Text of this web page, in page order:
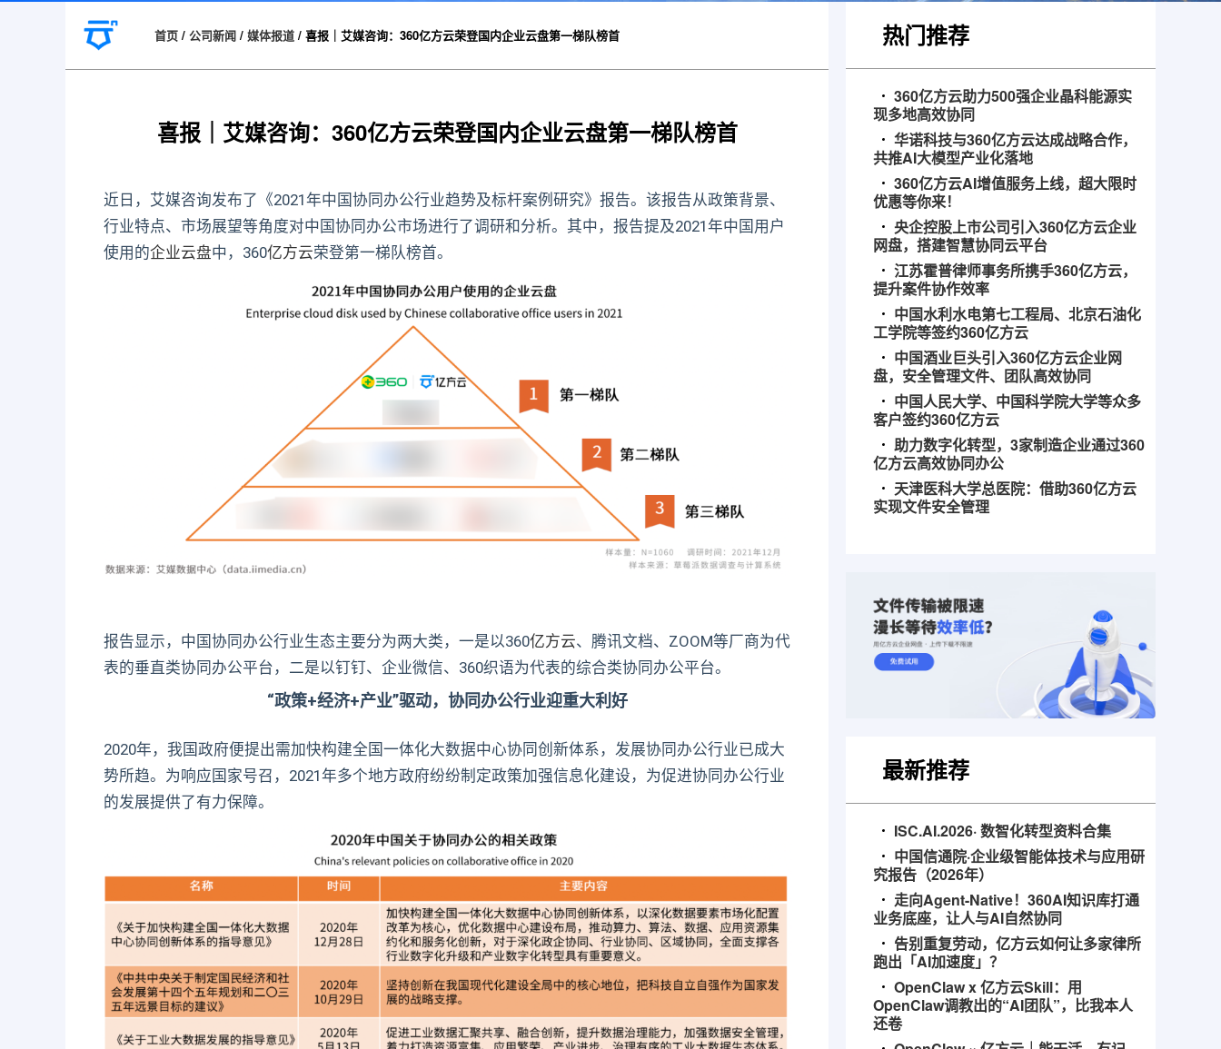
首页 / 公司新闻 / 媒体报道 / 喜报｜艾媒咨询：360亿方云荣登国内企业云盘第一梯队榜首
喜报｜艾媒咨询：360亿方云荣登国内企业云盘第一梯队榜首
近日，艾媒咨询发布了《2021年中国协同办公行业趋势及标杆案例研究》报告。该报告从政策背景、
行业特点、市场展望等角度对中国协同办公市场进行了调研和分析。其中，报告提及2021年中国用户
使用的企业云盘中，360亿方云荣登第一梯队榜首。
报告显示，中国协同办公行业生态主要分为两大类，一是以360亿方云、腾讯文档、ZOOM等厂商为代
表的垂直类协同办公平台，二是以钉钉、企业微信、360织语为代表的综合类协同办公平台。
“政策+经济+产业”驱动，协同办公行业迎重大利好
2020年，我国政府便提出需加快构建全国一体化大数据中心协同创新体系，发展协同办公行业已成大
势所趋。为响应国家号召，2021年多个地方政府纷纷制定政策加强信息化建设，为促进协同办公行业
的发展提供了有力保障。
热门推荐
360亿方云助力500强企业晶科能源实
现多地高效协同
华诺科技与360亿方云达成战略合作，
共推AI大模型产业化落地
360亿方云AI增值服务上线，超大限时
优惠等你来！
央企控股上市公司引入360亿方云企业
网盘，搭建智慧协同云平台
江苏霍普律师事务所携手360亿方云，
提升案件协作效率
中国水利水电第七工程局、北京石油化
工学院等签约360亿方云
中国酒业巨头引入360亿方云企业网
盘，安全管理文件、团队高效协同
中国人民大学、中国科学院大学等众多
客户签约360亿方云
助力数字化转型，3家制造企业通过360
亿方云高效协同办公
天津医科大学总医院：借助360亿方云
实现文件安全管理
最新推荐
ISC.AI.2026· 数智化转型资料合集
中国信通院·企业级智能体技术与应用研
究报告（2026年）
走向Agent-Native！360AI知识库打通
业务底座，让人与AI自然协同
告别重复劳动，亿方云如何让多家律所
跑出「AI加速度」？
OpenClaw x 亿方云Skill：用
OpenClaw调教出的“AI团队”，比我本人
还卷